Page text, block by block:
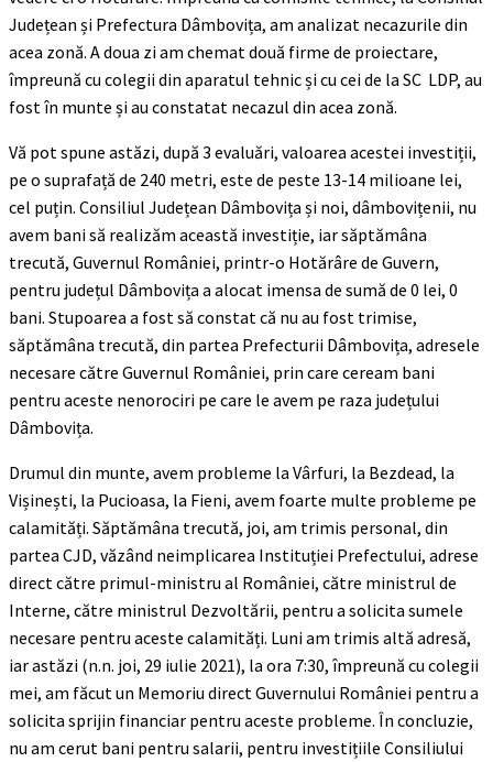
Județean și Prefectura Dâmbovița, am analizat necazurile din
acea zonă. A doua zi am chemat două firme de proiectare,
împreună cu colegii din aparatul tehnic și cu cei de la SC LDP, au
fost în munte și au constatat necazul din acea zonă.
Vă pot spune astăzi, după 3 evaluări, valoarea acestei investiții,
pe o suprafață de 240 metri, este de peste 13-14 milioane lei,
cel puțin. Consiliul Județean Dâmbovița și noi, dâmbovițenii, nu
avem bani să realizăm această investiție, iar săptămâna
trecută, Guvernul României, printr-o Hotărâre de Guvern,
pentru județul Dâmbovița a alocat imensa de sumă de 0 lei, 0
bani. Stupoarea a fost să constat că nu au fost trimise,
săptămâna trecută, din partea Prefecturii Dâmbovița, adresele
necesare către Guvernul României, prin care ceream bani
pentru aceste nenorociri pe care le avem pe raza județului
Dâmbovița.
Drumul din munte, avem probleme la Vârfuri, la Bezdead, la
Vișinești, la Pucioasa, la Fieni, avem foarte multe probleme pe
calamități. Săptămâna trecută, joi, am trimis personal, din
partea CJD, văzând neimplicarea Instituției Prefectului, adrese
direct către primul-ministru al României, către ministrul de
Interne, către ministrul Dezvoltării, pentru a solicita sumele
necesare pentru aceste calamități. Luni am trimis altă adresă,
iar astăzi (n.n. joi, 29 iulie 2021), la ora 7:30, împreună cu colegii
mei, am făcut un Memoriu direct Guvernului României pentru a
solicita sprijin financiar pentru aceste probleme. În concluzie,
nu am cerut bani pentru salarii, pentru investițiile Consiliului